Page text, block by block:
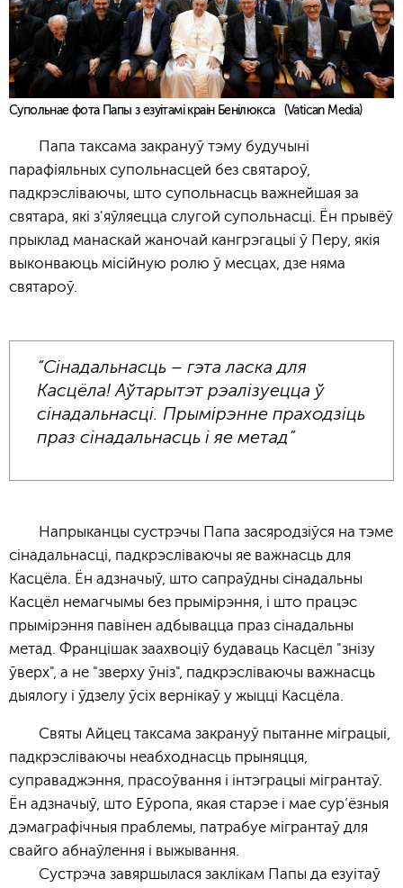
Супольнае фота Папы з езуітамі краін Бенілюкса (Vatican Media)
Папа таксама закрануў тэму будучыні
парафіяльных супольнасцей без святароў,
падкрэсліваючы, што супольнасць важнейшая за
святара, які з'яўляецца слугой супольнасці. Ён прывёў
прыклад манаскай жаночай кангрэгацыі ў Перу, якія
выконваюць місійную ролю ў месцах, дзе няма
святароў.
“Сінадальнасць – гэта ласка для
Касцёла! Аўтарытэт рэалізуецца ў
сінадальнасці. Прымірэнне праходзіць
праз сінадальнасць і яе метад”
Напрыканцы сустрэчы Папа засяродзіўся на тэме
сінадальнасці, падкрэсліваючы яе важнасць для
Касцёла. Ён адзначыў, што сапраўдны сінадальны
Касцёл немагчымы без прымірэння, і што працэс
прымірэння павінен адбывацца праз сінадальны
метад. Францішак заахвоціў будаваць Касцёл "знізу
ўверх", а не "зверху ўніз", падкрэсліваючы важнасць
дыялогу і ўдзелу ўсіх вернікаў у жыцці Касцёла.
Святы Айцец таксама закрануў пытанне міграцыі,
падкрэсліваючы неабходнасць прыняцця,
суправаджэння, прасоўвання і інтэграцыі мігрантаў.
Ён адзначыў, што Еўропа, якая старэе і мае сур’ёзныя
дэмаграфічныя праблемы, патрабуе мігрантаў для
свайго абнаўлення і выжывання.
Сустрэча завяршылася заклікам Папы да езуітаў